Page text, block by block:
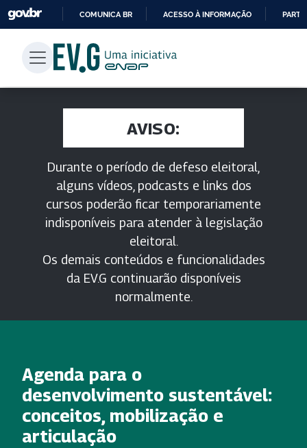
PARA
CONTEÚDO
COMUNICA BR ACESSO À INFORMAÇÃO
AVISO:
Durante o período de defeso eleitoral,
alguns vídeos, podcasts e links dos
cursos poderão ficar temporariamente
indisponíveis para atender à legislação
eleitoral.
Os demais conteúdos e funcionalidades
da EV.G continuarão disponíveis
normalmente.
Agenda para o
desenvolvimento sustentável:
conceitos, mobilização e
articulação